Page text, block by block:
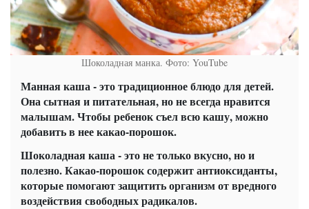
Шоколадная манка. Фото: YouTube
Манная каша - это традиционное блюдо для детей.
Она сытная и питательная, но не всегда нравится
малышам. Чтобы ребенок съел всю кашу, можно
добавить в нее какао-порошок.
Шоколадная каша - это не только вкусно, но и
полезно. Какао-порошок содержит антиоксиданты,
которые помогают защитить организм от вредного
воздействия свободных радикалов.